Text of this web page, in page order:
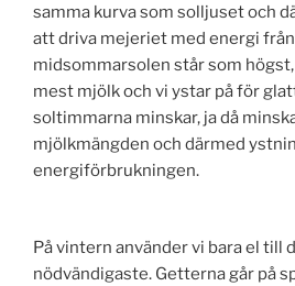
samma kurva som solljuset och
att driva mejeriet med energi
midsommarsolen står som
mest mjölk och vi ystar på för
soltimmarna minskar, ja då
mjölkmängden och därmed
energiförbrukningen.
På vintern använder vi bara el till
nödvändigaste. Getterna går på